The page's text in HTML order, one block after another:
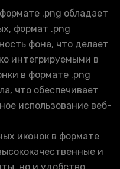
.png обладает
формат .png
фона, что делает
интегрируемыми в
в формате .png
что обеспечивает
использование веб-
иконок в формате
и